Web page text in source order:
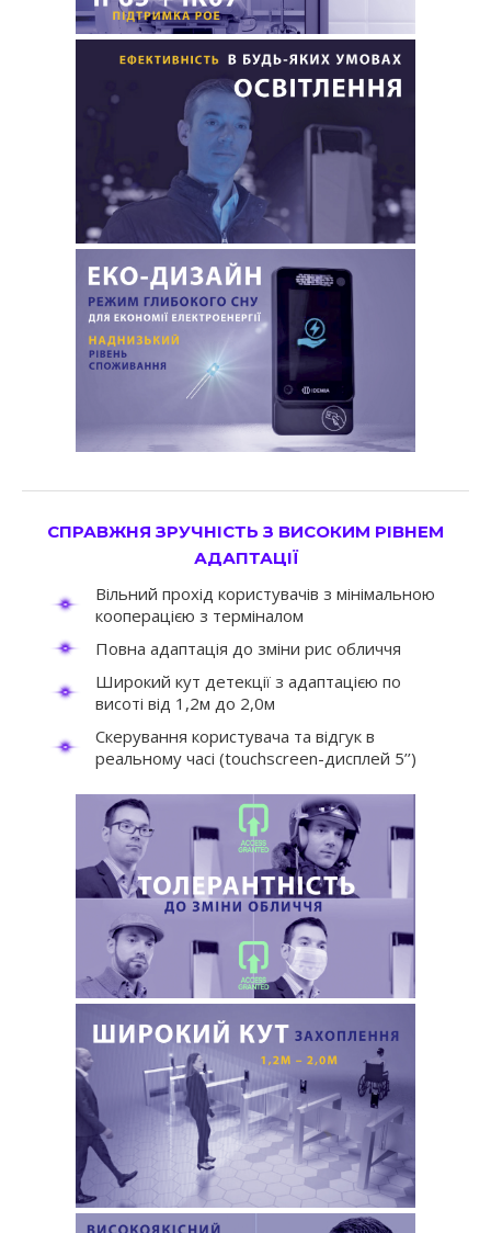
СПРАВЖНЯ ЗРУЧНІСТЬ З ВИСОКИМ РІВНЕМ
АДАПТАЦІЇ
Вільний прохід користувачів з мінімальною
кооперацією з терміналом
Повна адаптація до зміни рис обличчя
Широкий кут детекції з адаптацією по
висоті від 1,2м до 2,0м
Скерування користувача та відгук в
реальному часі (touchscreen-дисплей 5’’)